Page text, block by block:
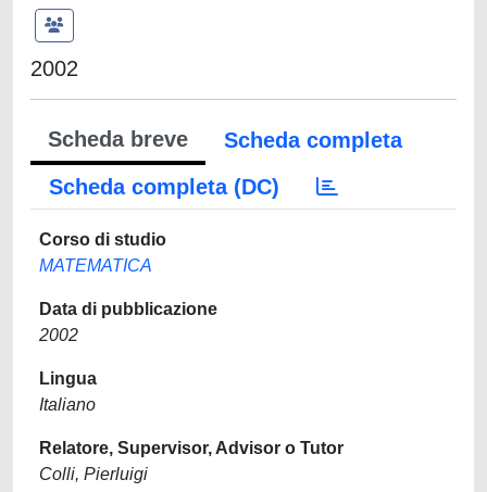
2002
Scheda breve
Scheda completa
Scheda completa (DC)
Corso di studio
MATEMATICA
Data di pubblicazione
2002
Lingua
Italiano
Relatore, Supervisor, Advisor o Tutor
Colli, Pierluigi